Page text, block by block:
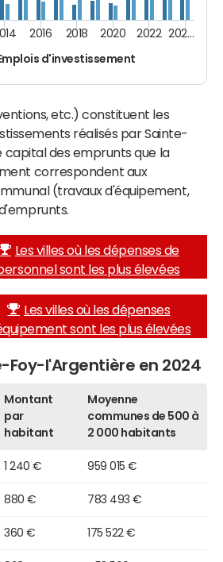
Emplois d'investissement
2016 2018 2020 2022 202…
etc.) constituent les
réalisés par Sainte-
des emprunts que la
correspondent aux
(travaux d'équipement,
Les villes où les dépenses de
sont les plus élevées
Les villes où les dépenses
sont les plus élevées
Foy-l'Argentière en 2024
Montant
par
habitant
Moyenne
communes de 500 à
2 000 habitants
1 240 € 959 015 €
880 € 783 493 €
360 € 175 522 €